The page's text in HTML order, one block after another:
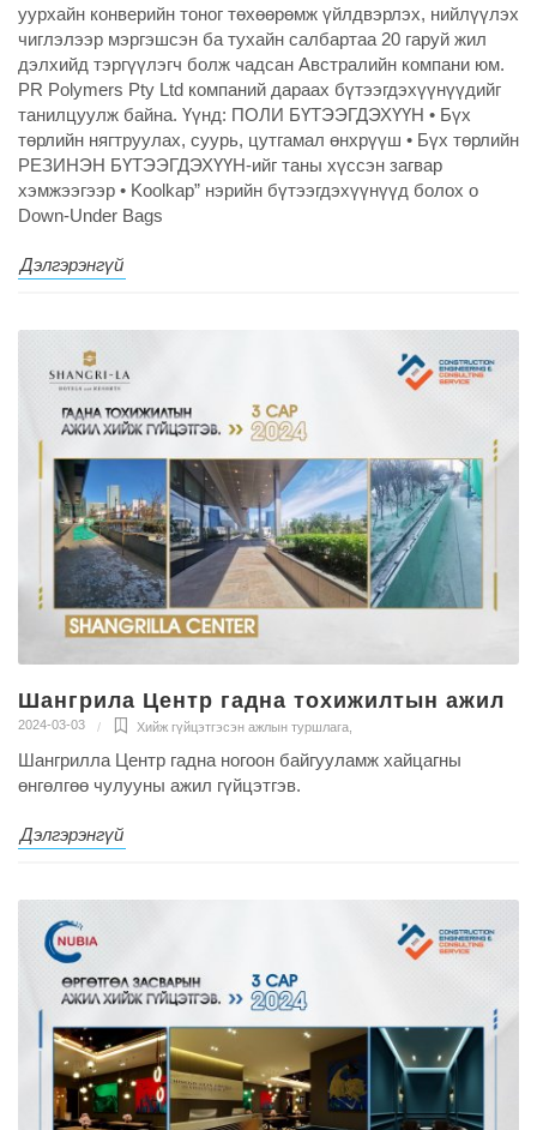
уурхайн конверийн тоног төхөөрөмж үйлдвэрлэх, нийлүүлэх
чиглэлээр мэргэшсэн ба тухайн салбартаа 20 гаруй жил
дэлхийд тэргүүлэгч болж чадсан Австралийн компани юм.
PR Polymers Pty Ltd компаний дараах бүтээгдэхүүнүүдийг
танилцуулж байна. Үүнд: ПОЛИ БҮТЭЭГДЭХҮҮН • Бүх
төрлийн нягтруулах, суурь, цутгамал өнхрүүш • Бүх төрлийн
РЕЗИНЭН БҮТЭЭГДЭХҮҮН-ийг таны хүссэн загвар
хэмжээгээр • Koolkap” нэрийн бүтээгдэхүүнүүд болох o
Down-Under Bags
Дэлгэрэнгүй
Шангрила Центр гадна тохижилтын ажил
2024-03-03 Хийж гүйцэтгэсэн ажлын туршлага
Шангрилла Центр гадна ногоон байгууламж хайцагны
өнгөлгөө чулууны ажил гүйцэтгэв.
Дэлгэрэнгүй